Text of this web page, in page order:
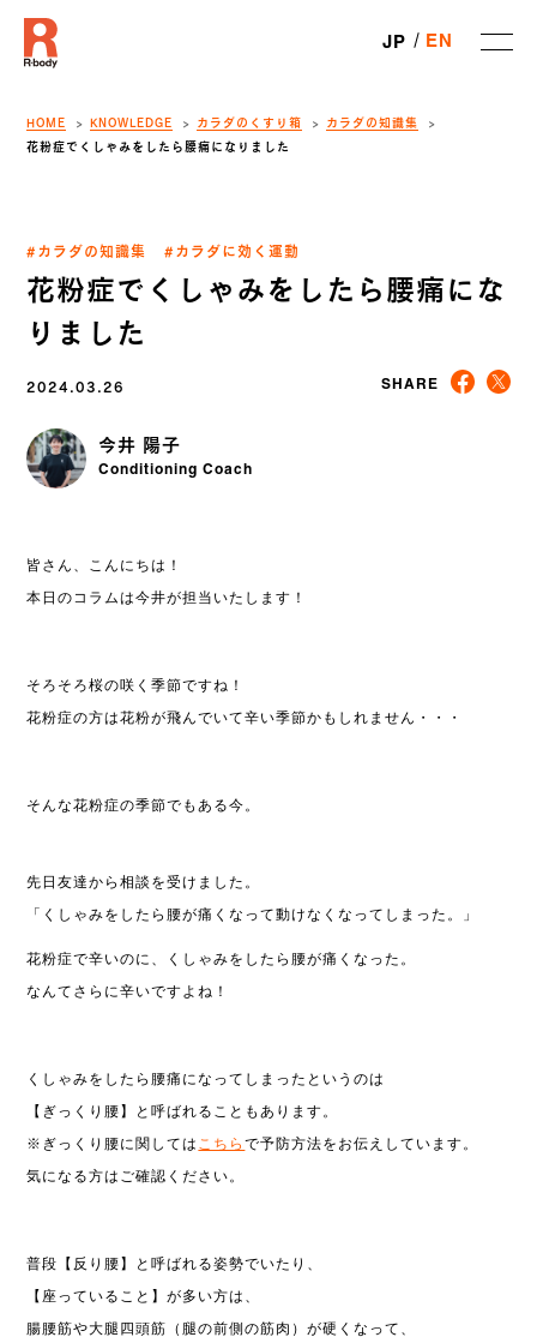
JP EN
HOME KNOWLEDGE カラダのくすり箱
カラダの知識集
花粉症でくしゃみをしたら腰痛になりました
#カラダの知識集 #カラダに効く運動
花粉症でくしゃみをしたら腰痛にな
りました
2024.03.26 SHARE
今井 陽子
Conditioning Coach
皆さん、こんにちは！
本日のコラムは今井が担当いたします！
そろそろ桜の咲く季節ですね！
花粉症の方は花粉が飛んでいて辛い季節かもしれません・・・
そんな花粉症の季節でもある今。
先日友達から相談を受けました。
「くしゃみをしたら腰が痛くなって動けなくなってしまった。」
花粉症で辛いのに、くしゃみをしたら腰が痛くなった。
なんてさらに辛いですよね！
くしゃみをしたら腰痛になってしまったというのは
【ぎっくり腰】と呼ばれることもあります。
※ぎっくり腰に関しては こちらで予防方法をお伝えしています。
気になる方はご確認ください。
普段【反り腰】と呼ばれる姿勢でいたり、
【座っていること】が多い方は、
腸腰筋や大腿四頭筋（腿の前側の筋肉）が硬くなって、